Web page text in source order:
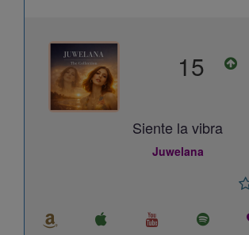
15
Siente la vibra
Juwelana